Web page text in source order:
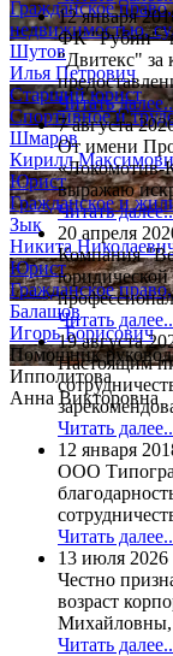
Гражданское
недвижимостью,
Шутов
Илья Петрович
Старший юрист
Спортивное и
Шмаров
Кирилл
Юрист
Гражданское и
Зык
Никита
Юрист
Гражданское
Балашов
Игорь Борисович
Помощник
Ипполитова
Анна Викторовна
12 января
ФК "Рубин"
"Двитекс" за
Читать
7 августа
От имени
«Локомотив-
выражаю
Читать
20 апреля
Компания
Читать
19 августа
Настоящим
Читать
12 января
ООО
Читать
13 июля 2026
Честно
возраст
Михайловны,
Читать